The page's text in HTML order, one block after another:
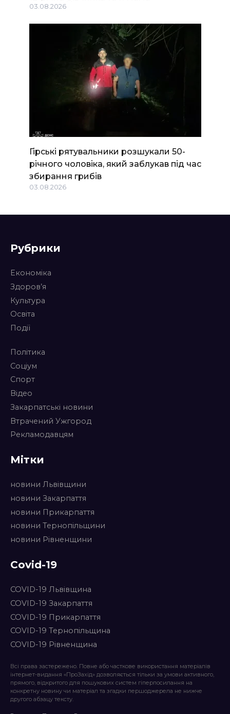
03.08.2026
Гірські рятувальники розшукали 50-
річного чоловіка, який заблукав під час
збирання грибів
03.08.2026
Рубрики
Економіка
Здоров’я
Культура
Освіта
Події
Політика
Соціум
Спорт
Відео
Закарпатські новини
Втрачений Ужгород
Рекламодавцям
Мітки
новини Львівщини
новини Закарпаття
новини Прикарпаття
новини Тернопільщини
новини Рівненщини
Covid-19
COVID-19 Львівщина
COVID-19 Закарпаття
COVID-19 Прикарпаття
COVID-19 Тернопільщина
COVID-19 Рівненщина
Всі права застережено. Повне або часткове використання матеріалів
інтернет-видання «ПроЗахід» дозволяється тільки за умови активного,
прямого, відкритого для пошукових систем гіперпосилання на
конкретну новину чи матеріал та згадки першоджерела не нижче
другого абзацу тексту.